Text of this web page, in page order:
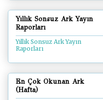
Yıllık Sonsuz Ark Yayın
Raporları
Yıllık Sonsuz Ark Yayın
Raporları
En Çok Okunan Ark
(Hafta)